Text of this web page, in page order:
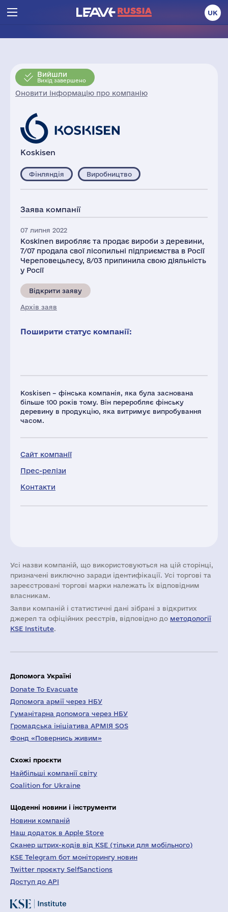
UK
Вийшли
Вихід завершено
Оновити інформацію про компанію
Koskisen
Koskisen – фінська компанія, яка була заснована
більше 100 років тому. Він переробляє фінську
деревину в продукцію, яка витримує випробування
часом.
Сайт компанії
Прес-релізи
Контакти
Фінляндія Виробництво
Заява компанії
07 липня 2022
Koskinen виробляє та продає вироби з деревини,
7/07 продала свої лісопильні підприємства в Росії
Череповецьлесу, 8/03 припинила свою діяльність
у Росії
Відкрити заяву
Архів заяв
Поширити статус компанії:
Усі назви компаній, що використовуються на цій сторінці,
призначені виключно заради ідентифікації. Усі торгові та
зареєстровані торгові марки належать їх відповідним
власникам.
Заяви компаній i статистичні дані зібрані з відкритих
джерел та офіційних реєстрів, відповідно до методології
KSE Institute.
Допомога Україні
Donate To Evacuate
Допомога армії через НБУ
Гуманітарна допомога через НБУ
Громадська ініціатива АРМІЯ SOS
Фонд «Повернись живим»
Схожі проєкти
Найбільші компанії світу
Coalition for Ukraine
Щоденні новини і інструменти
Новини компаній
Наш додаток в Apple Store
Сканер штрих-кодів від KSE (тільки для мобільного)
KSE Telegram бот моніторингу новин
Twitter проєкту SelfSanctions
Доступ до API